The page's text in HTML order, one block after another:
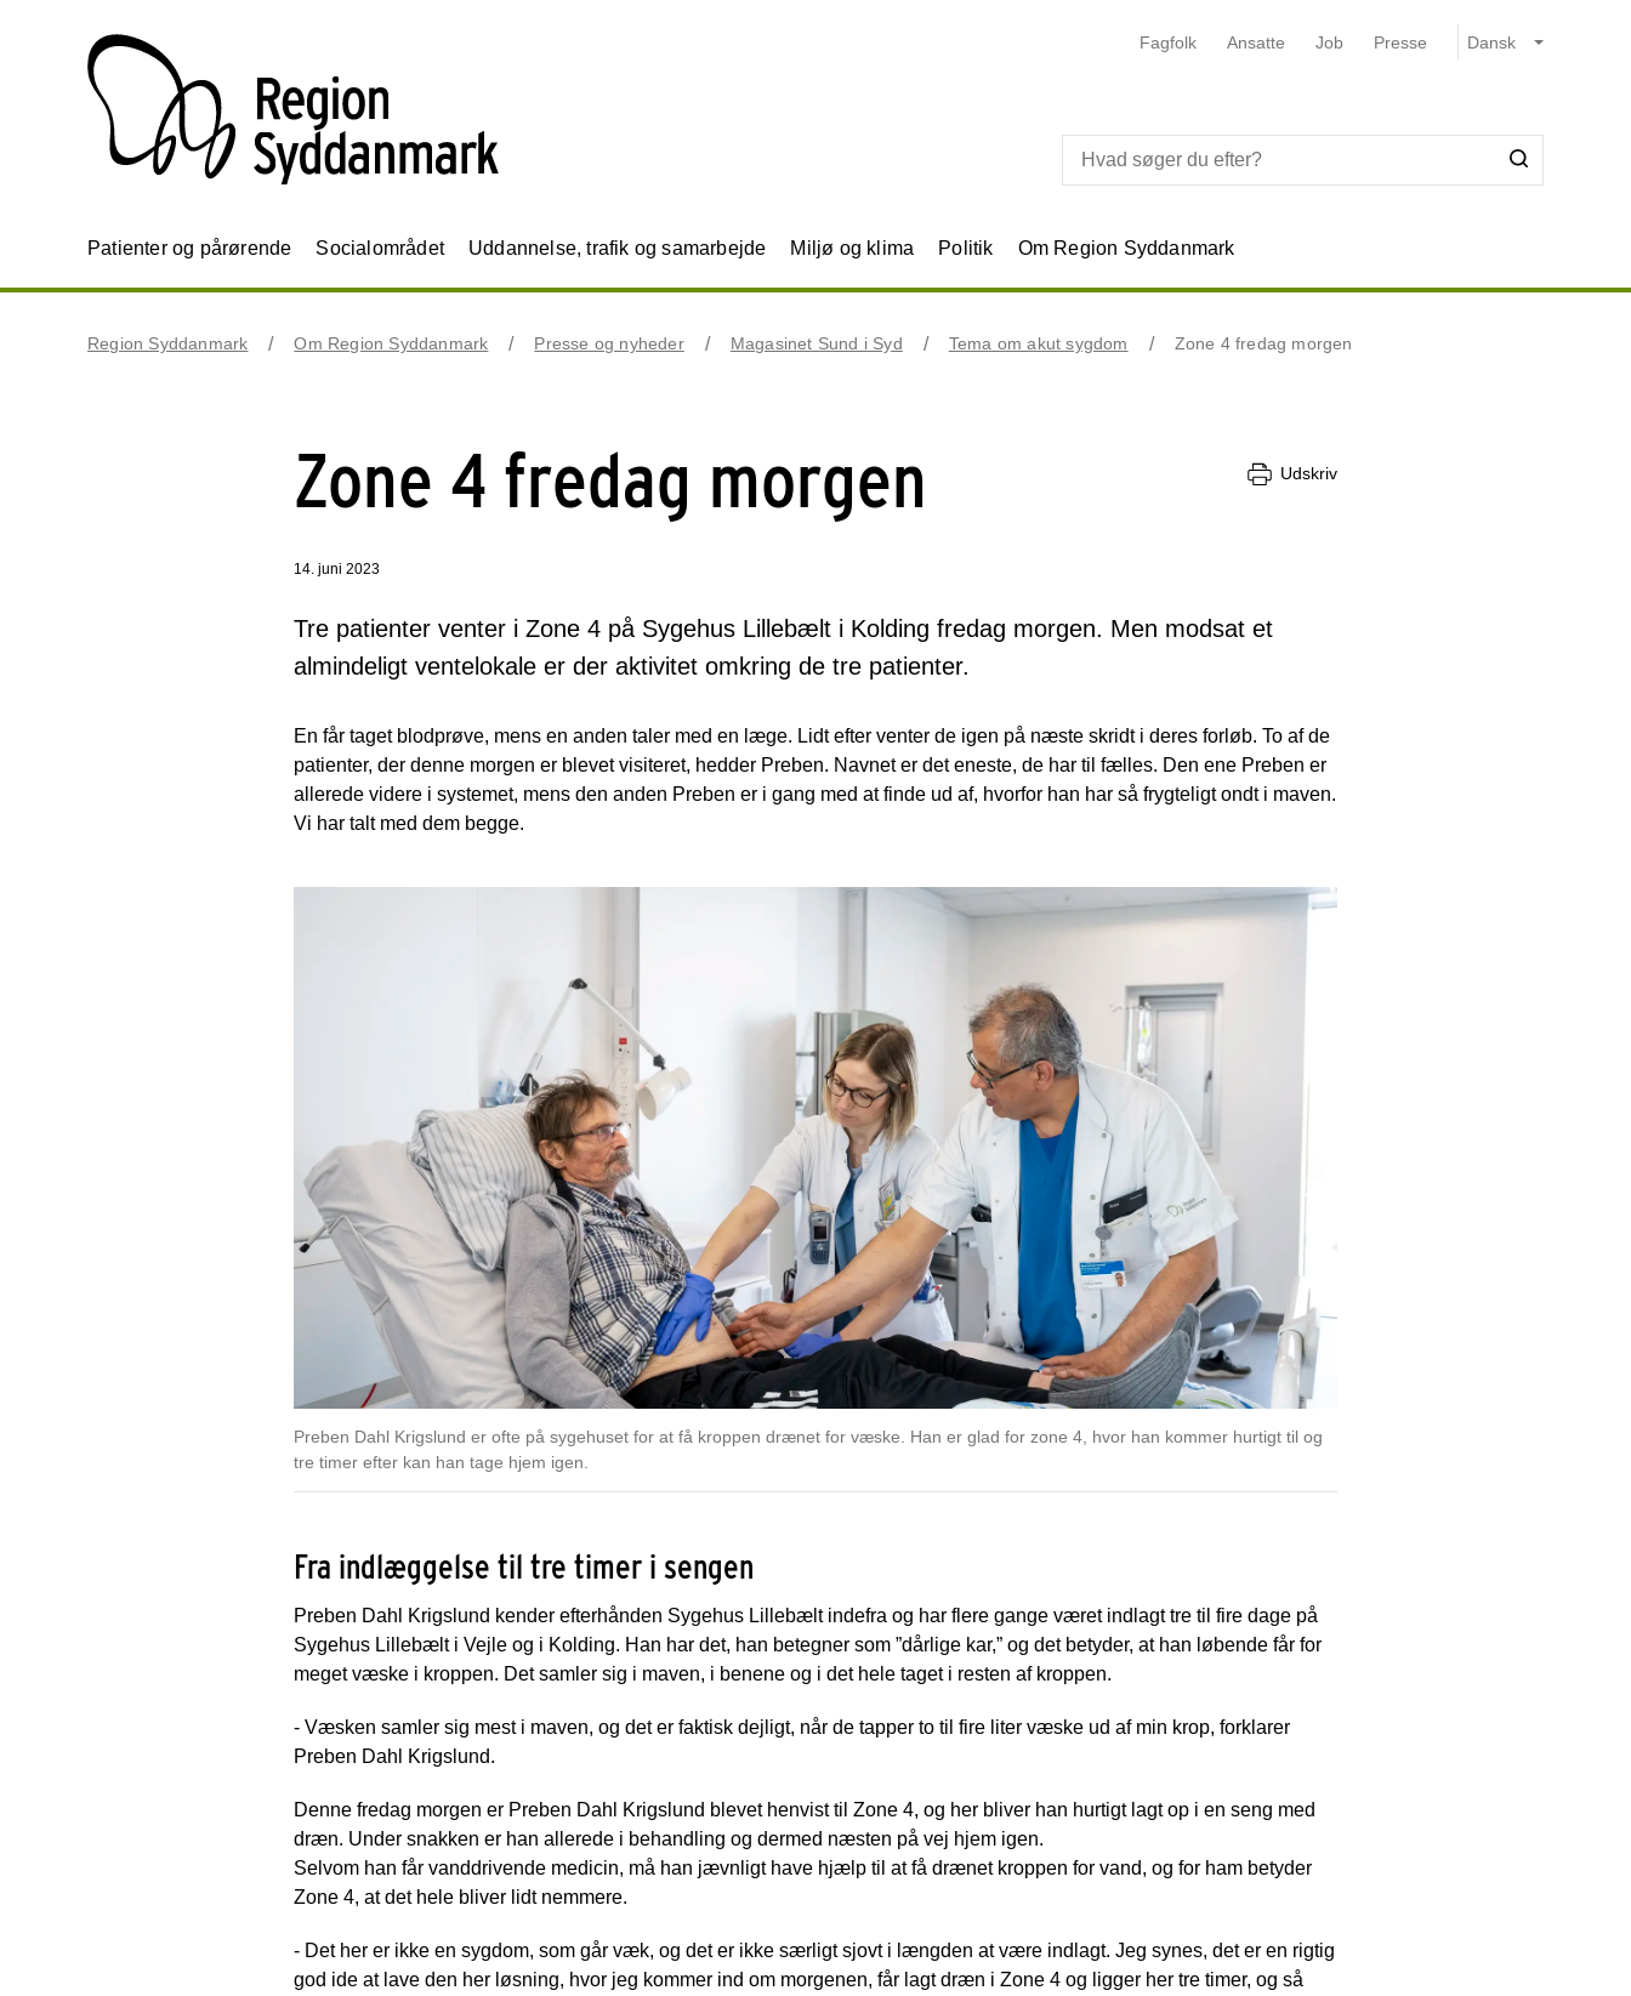
Fagfolk Ansatte Job Presse
Patienter og pårørende Socialområdet Uddannelse, trafik og samarbejde Miljø og klima Politik Om Region Syddanmark
Region Syddanmark Om Region Syddanmark Presse og nyheder Magasinet Sund i Syd Tema om akut sygdom Zone 4 fredag morgen
Zone 4 fredag morgen Udskriv
14. juni 2023
Tre patienter venter i Zone 4 på Sygehus Lillebælt i Kolding fredag morgen. Men modsat et
almindeligt ventelokale er der aktivitet omkring de tre patienter.
En får taget blodprøve, mens en anden taler med en læge. Lidt efter venter de igen på næste skridt i deres forløb. To af de
patienter, der denne morgen er blevet visiteret, hedder Preben. Navnet er det eneste, de har til fælles. Den ene Preben er
allerede videre i systemet, mens den anden Preben er i gang med at finde ud af, hvorfor han har så frygteligt ondt i maven.
Vi har talt med dem begge.
Preben Dahl Krigslund er ofte på sygehuset for at få kroppen drænet for væske. Han er glad for zone 4, hvor han kommer hurtigt til og
tre timer efter kan han tage hjem igen.
Fra indlæggelse til tre timer i sengen
Preben Dahl Krigslund kender efterhånden Sygehus Lillebælt indefra og har flere gange været indlagt tre til fire dage på
Sygehus Lillebælt i Vejle og i Kolding. Han har det, han betegner som ”dårlige kar,” og det betyder, at han løbende får for
meget væske i kroppen. Det samler sig i maven, i benene og i det hele taget i resten af kroppen.
- Væsken samler sig mest i maven, og det er faktisk dejligt, når de tapper to til fire liter væske ud af min krop, forklarer
Preben Dahl Krigslund.
Denne fredag morgen er Preben Dahl Krigslund blevet henvist til Zone 4, og her bliver han hurtigt lagt op i en seng med
dræn. Under snakken er han allerede i behandling og dermed næsten på vej hjem igen.
Selvom han får vanddrivende medicin, må han jævnligt have hjælp til at få drænet kroppen for vand, og for ham betyder
Zone 4, at det hele bliver lidt nemmere.
- Det her er ikke en sygdom, som går væk, og det er ikke særligt sjovt i længden at være indlagt. Jeg synes, det er en rigtig
god ide at lave den her løsning, hvor jeg kommer ind om morgenen, får lagt dræn i Zone 4 og ligger her tre timer, og så